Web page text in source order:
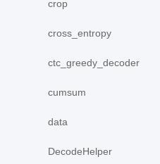
crop
cross_entropy
ctc_greedy_decoder
cumsum
data
DecodeHelper